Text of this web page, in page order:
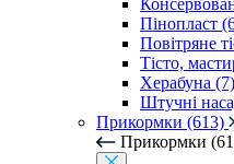
Пінопласт
Повітряне
Тісто,
Херабуна (7)
Штучні
Прикормки (613)
Прикормки